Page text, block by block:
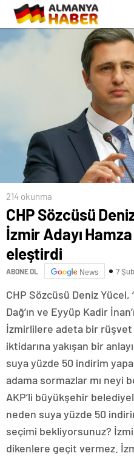
214 okunma
CHP Sözcüsü
İzmir Adayı
eleştirdi
ABONE OL News 7
CHP Sözcüsü Deniz Yücel,
Dağ’ın ve Eyyüp Kadir
İzmirlilere adeta bir rüşvet
iktidarına yakışan bir
suya yüzde 50 indirim
adama sormazlar mı neyi
AKP’li büyükşehir
neden suya yüzde 50
seçimi bekliyorsunuz?
dikenlere geçit vermez.